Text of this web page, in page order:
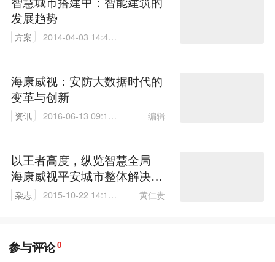
发展趋势
方案
2014-04-03 14:47:
海康威视：安防大数据时代的
变革与创新
资讯
2016-06-13 09:12:
编辑
以王者高度，纵览智慧全局
海康威视平安城市整体解决方
案
杂志
2015-10-22 14:17:
黄仁贵
参与评论0